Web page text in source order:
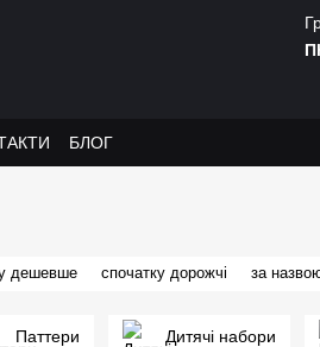
БЛОГ
дешевше спочатку дорожчі за
Паттери Дитячі набори